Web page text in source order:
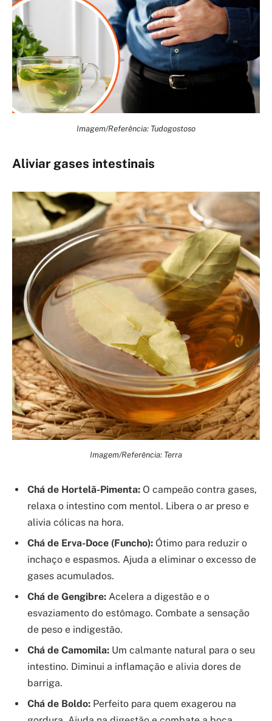
Imagem/Referência: Tudogostoso
Aliviar gases intestinais
Imagem/Referência: Terra
Chá de Hortelã-Pimenta: O campeão contra gases,
relaxa o intestino com mentol. Libera o ar preso e
alivia cólicas na hora.
Chá de Erva-Doce (Funcho): Ótimo para reduzir o
inchaço e espasmos. Ajuda a eliminar o excesso de
gases acumulados.
Chá de Gengibre: Acelera a digestão e o
esvaziamento do estômago. Combate a sensação
de peso e indigestão.
Chá de Camomila: Um calmante natural para o seu
intestino. Diminui a inflamação e alivia dores de
barriga.
Chá de Boldo: Perfeito para quem exagerou na